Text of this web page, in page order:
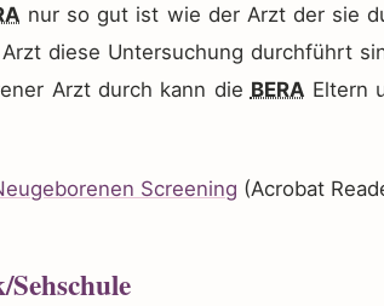
nur so gut ist wie der Arzt der sie
diese Untersuchung durchführt
Arzt durch kann die BERA Eltern
Screening (Acrobat